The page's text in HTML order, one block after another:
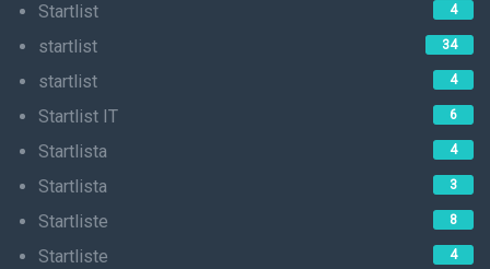
Startlist 4
startlist 34
startlist 4
Startlist IT 6
Startlista 4
Startlista 3
Startliste 8
Startliste 4